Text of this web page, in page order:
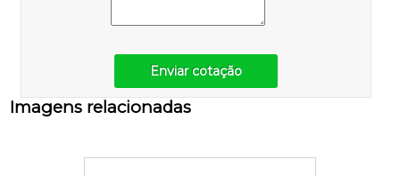
Enviar cotação
Imagens relacionadas